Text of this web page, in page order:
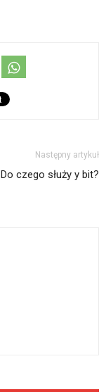
Następny artykuł
Do czego służy y bit?